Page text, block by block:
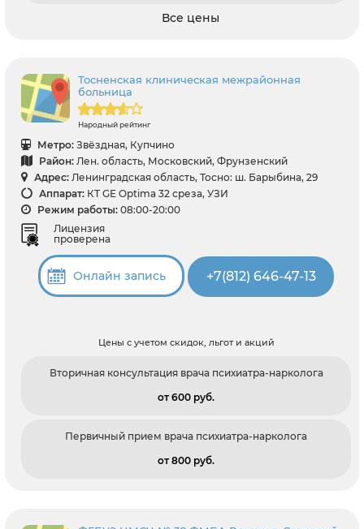
Все цены
Тосненская клиническая межрайонная
больница
Народный рейтинг
Метро: Звёздная, Купчино
Район: Лен. область, Московский, Фрунзенский
Адрес: Ленинградская область, Тосно: ш. Барыбина, 29
Аппарат: КТ GE Optima 32 среза, УЗИ
Режим работы: 08:00-20:00
Лицензия
проверена
Онлайн запись +7(812) 646-47-13
Цены с учетом скидок, льгот и акций
Вторичная консультация врача психиатра-нарколога
от 600 pуб.
Первичный прием врача психиатра-нарколога
от 800 pуб.